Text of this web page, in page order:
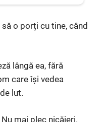
o porți cu tine, când
lângă ea, fără
care își vedea
lut.
mai plec nicăieri.